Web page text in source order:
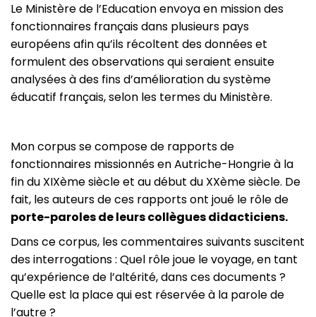
Le Ministère de l’Education envoya en mission des
fonctionnaires français dans plusieurs pays
européens afin qu’ils récoltent des données et
formulent des observations qui seraient ensuite
analysées à des fins d’amélioration du système
éducatif français, selon les termes du Ministère.
Mon corpus se compose de rapports de
fonctionnaires missionnés en Autriche-Hongrie à la
fin du XIXème siècle et au début du XXème siècle. De
fait, les auteurs de ces rapports ont joué le rôle de
porte-paroles de leurs collègues didacticiens.
Dans ce corpus, les commentaires suivants suscitent
des interrogations : Quel rôle joue le voyage, en tant
qu’expérience de l’altérité, dans ces documents ?
Quelle est la place qui est réservée à la parole de
l’autre ?